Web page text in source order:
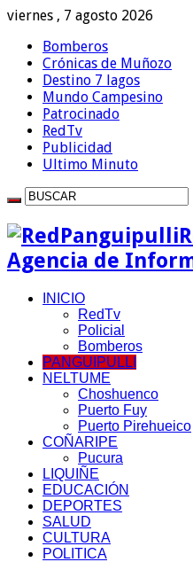
viernes , 7 agosto 2026
Bomberos
Crónicas de Muñozo
Destino 7 lagos
Mundo Campesino
Patrocinado
RedTv
Publicidad
Ultimo Minuto
Agencia de
INICIO
RedTv
Policial
Bomberos
PANGUIPULLI
NELTUME
Choshuenco
Puerto Fuy
Puerto Pirehueico
COÑARIPE
Pucura
LIQUIÑE
EDUCACIÓN
DEPORTES
SALUD
CULTURA
POLITICA